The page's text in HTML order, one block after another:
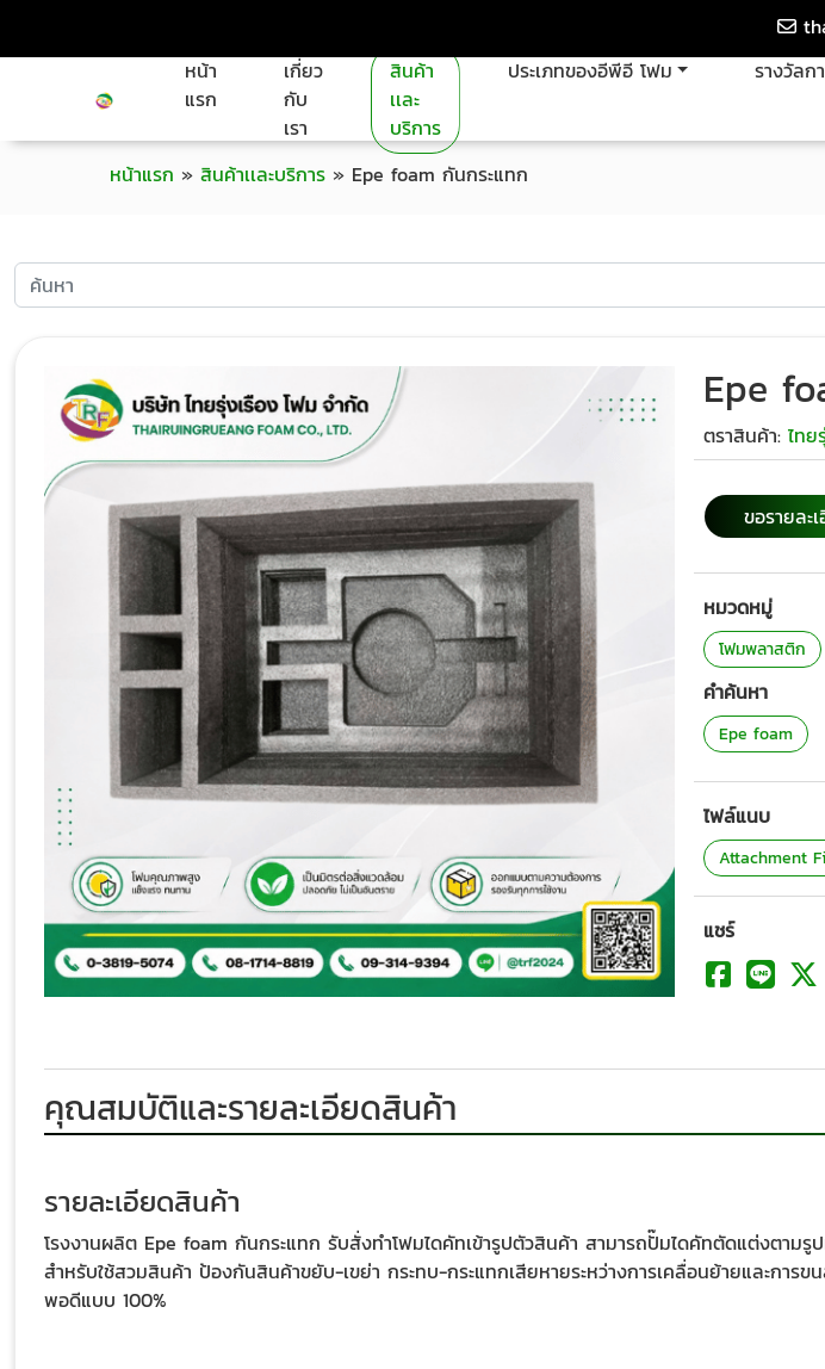
หน้า
แรก
เกี่ยว
กับ
เรา
สินค้า
เเละ
บริการ
ประเภทของอีพีอี โฟม รางวัล
หน้าแรก » สินค้าเเละบริการ » Epe foam กันกระแทก
Epe
ตราสินค้า:ไทย
ขอรายละ
หมวดหมู่
โฟมพลาสติก
คำค้นหา
Epe foam
ไฟล์แนบ
Attachment
แชร์
คุณสมบัติและรายละเอียดสินค้า
รายละเอียดสินค้า
โรงงานผลิต Epe foam กันกระแทก รับสั่งทำโฟมไดคัทเข้ารูปตัวสินค้า สามารถปั๊มไดคัทตัดแต่งตาม
สำหรับใช้สวมสินค้า ป้องกันสินค้าขยับ-เขย่า กระทบ-กระแทกเสียหายระหว่างการเคลื่อนย้ายและการ
พอดีแบบ 100%